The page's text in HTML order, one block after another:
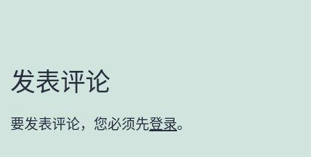
发表评论
要发表评论，您必须先登录。